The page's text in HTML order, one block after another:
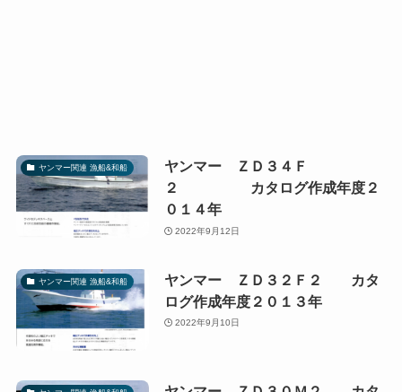
ヤンマー関連 漁船&和船
ヤンマー ＺＤ３４Ｆ
２ カタログ作成年度２
０１４年
2022年9月12日
ヤンマー関連 漁船&和船
ヤンマー ＺＤ３２Ｆ２ カタ
ログ作成年度２０１３年
2022年9月10日